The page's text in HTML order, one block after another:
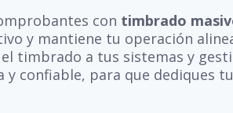
con timbrado
y mantiene tu operación
timbrado a tus sistemas y
y confiable, para que dediques